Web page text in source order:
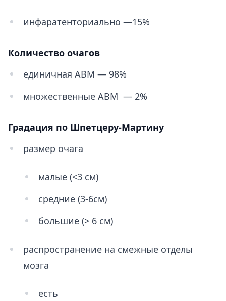
инфаратенториально —15%
Количество очагов
единичная АВМ — 98%
множественные АВМ — 2%
Градация по Шпетцеру-Мартину
размер очага
малые (<3 см)
средние (3-6см)
большие (> 6 см)
распространение на смежные отделы
мозга
есть